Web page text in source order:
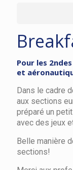
Pour les
et
Dans le cadre
aux sections
préparé un
avec des jeux
Belle manière
sections!